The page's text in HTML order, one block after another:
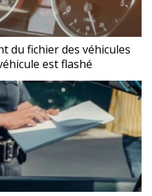
du fichier des véhicules
est flashé